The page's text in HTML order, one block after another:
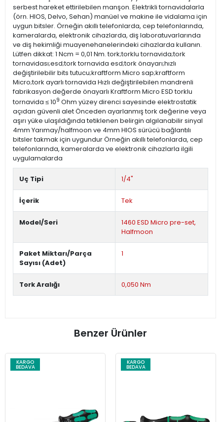
serbest hareket ettirilebilen manşon. Elektrikli tornavidalarla
(örn. HIOS, Delvo, Sehan) manüel ve makine ile vidalama için
uygun bitsler. Örneğin akıllı telefonlarda, cep telefonlarında,
kameralarda, elektronik cihazlarda, diş laboratuvarlarında
ve diş hekimliği muayenehanelerindeki cihazlarda kullanın.
Lütfen dikkat: 1 Ncm = 0,01 Nm. tork;torklu tornavida;tork
tornavidası;esd;tork tornavida esd;tork önayarı;hızlı
değiştirilebilir bits tutucu;kraftform Micro sap;kraftform
Micro;tork ayarlı tornavida Hızlı değiştirilebilen mandrenli
fabrikasyon değerde önayarlı Kraftform Micro ESD torklu
tornavida ≤ 109 Ohm yüzey direnci sayesinde elektrostatik
açıdan güvenli alet Önceden ayarlanmış tork değerine veya
aşırı yüke ulaşıldığında tetiklenen belirgin algılanabilir sinyal
4mm Yarımay/halfmoon ve 4mm HIOS sürücü bağlantılı
bitsler takmak için uygundur Örneğin akıllı telefonlarda, cep
telefonlarında, kameralarda ve elektronik cihazlarla ilgili
uygulamalarda
Uç Tipi 1/4"
İçerik Tek
Model/Seri
1460 ESD Micro pre-set,
Halfmoon
Paket Miktarı/Parça
Sayısı (Adet)
1
Tork Aralığı 0,050 Nm
Benzer Ürünler